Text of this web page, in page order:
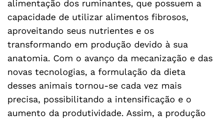
alimentação dos ruminantes, que possuem a
capacidade de utilizar alimentos fibrosos,
aproveitando seus nutrientes e os
transformando em produção devido à sua
anatomia. Com o avanço da mecanização e das
novas tecnologias, a formulação da dieta
desses animais tornou-se cada vez mais
precisa, possibilitando a intensificação e o
aumento da produtividade. Assim, a produção